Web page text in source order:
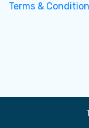
Terms &